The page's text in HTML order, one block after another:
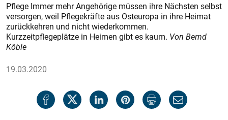
Pflege Immer mehr Angehörige müssen ihre Nächsten selbst
versorgen, weil Pflegekräfte aus Osteuropa in ihre Heimat
zurückkehren und nicht wiederkommen.
Kurzzeitpflegeplätze in Heimen gibt es kaum. Von Bernd
Köble
19.03.2020